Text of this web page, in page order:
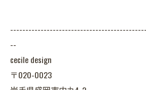
--
cecile design
〒020-0023